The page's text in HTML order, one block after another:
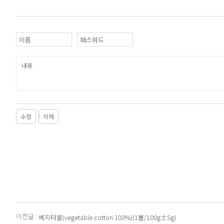
수정 삭제
이전글 : 베지터블(vegetable cotton 100%)(1볼/100g±5g)